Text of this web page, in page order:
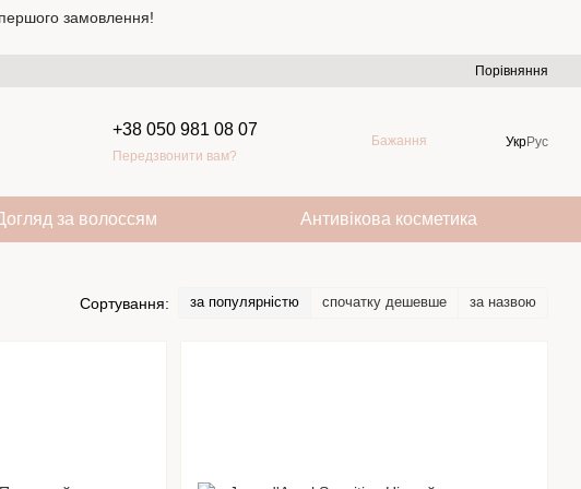
замовлення!
Порівняння
+38 050 981 08 07
Передзвонити вам?
Бажання УкрРус
за волоссям Антивікова косметика
Сортування: за популярністю спочатку дешевше за назвою